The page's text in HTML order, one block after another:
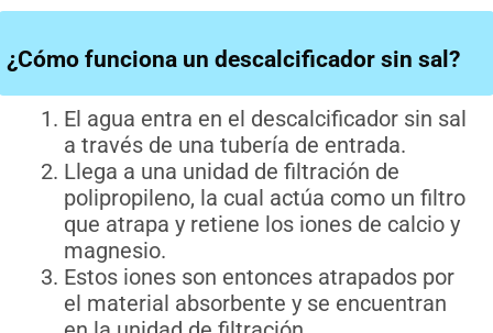
¿Cómo funciona un descalcificador sin sal?
El agua entra en el descalcificador sin sal
a través de una tubería de entrada.
Llega a una unidad de filtración de
polipropileno, la cual actúa como un filtro
que atrapa y retiene los iones de calcio y
magnesio.
Estos iones son entonces atrapados por
el material absorbente y se encuentran